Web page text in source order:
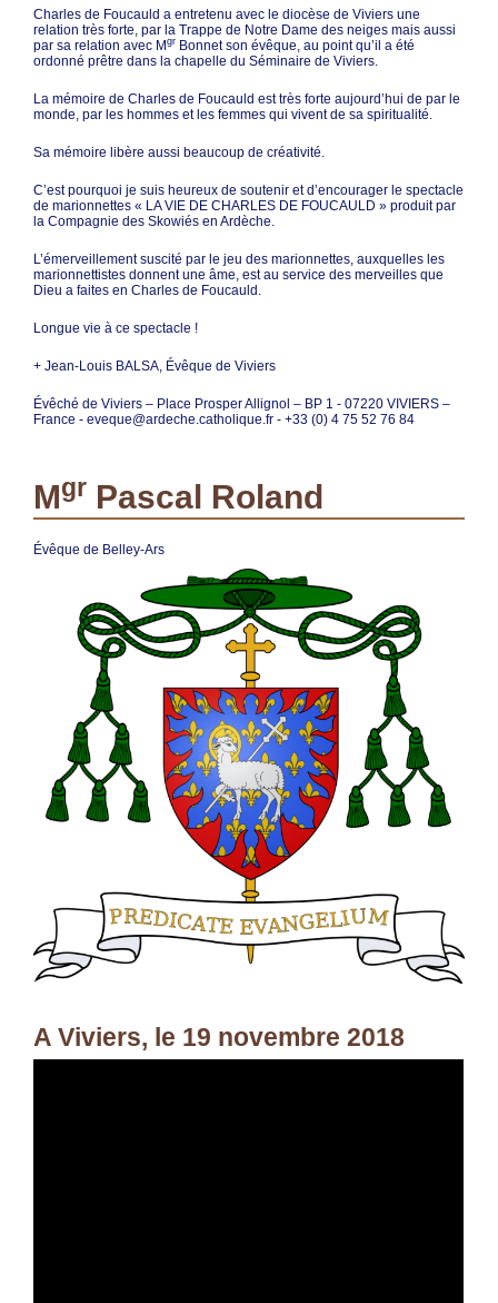
Charles de Foucauld a entretenu avec le diocèse de Viviers une
relation très forte, par la Trappe de Notre Dame des neiges mais aussi
par sa relation avec Mgr Bonnet son évêque, au point qu’il a été
ordonné prêtre dans la chapelle du Séminaire de Viviers.
La mémoire de Charles de Foucauld est très forte aujourd’hui de par le
monde, par les hommes et les femmes qui vivent de sa spiritualité.
Sa mémoire libère aussi beaucoup de créativité.
C’est pourquoi je suis heureux de soutenir et d’encourager le spectacle
de marionnettes « LA VIE DE CHARLES DE FOUCAULD » produit par
la Compagnie des Skowiés en Ardèche.
L’émerveillement suscité par le jeu des marionnettes, auxquelles les
marionnettistes donnent une âme, est au service des merveilles que
Dieu a faites en Charles de Foucauld.
Longue vie à ce spectacle !
+ Jean-Louis BALSA, Évêque de Viviers
Évêché de Viviers – Place Prosper Allignol – BP 1 - 07220 VIVIERS –
France - eveque@ardeche.catholique.fr - +33 (0) 4 75 52 76 84
Mgr Pascal Roland
Évêque de Belley-Ars
A Viviers, le 19 novembre 2018